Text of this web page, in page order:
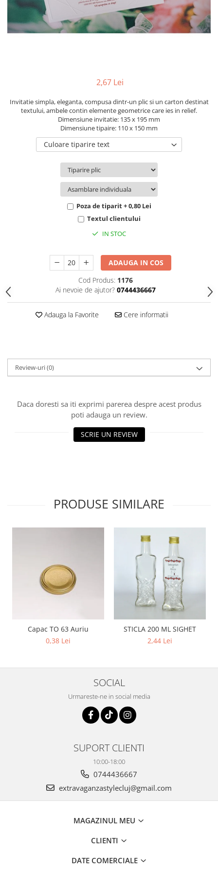
Pachete marturii
Pungi si cutii prajituri
Sticle si borcane
Cutii flori de hartie
Cutii flori de sapun
Cutii flori mixte
2020 Craciun si Anul Nou
2021 Crăciun
2023 Crăciun
Toamna și Halloween
Buchete extravagante
2,67 Lei
Invitatie simpla, eleganta, compusa dintr-un plic si un carton destinat
textului, ambele contin elemente geometrice care ies in relief.
Dimensiune invitatie: 135 x 195 mm
Dimensiune tipaire: 110 x 150 mm
Culoare tiparire text
Poza de tiparit + 0,80 Lei
Textul clientului
IN STOC
ADAUGA IN COS
Cod Produs: 1176
Ai nevoie de ajutor? 0744436667
Adauga la Favorite Cere informatii
Review-uri(0)
Daca doresti sa iti exprimi parerea despre acest produs
poti adauga un review.
SCRIE UN REVIEW
PRODUSE SIMILARE
Capac TO 63 Auriu
0,38 Lei
STICLA 200 ML SIGHET
2,44 Lei
SOCIAL
Urmareste-ne in social media
SUPORT CLIENTI
10:00-18:00
0744436667
extravaganzastylecluj@gmail.com
MAGAZINUL MEU
CLIENTI
DATE COMERCIALE